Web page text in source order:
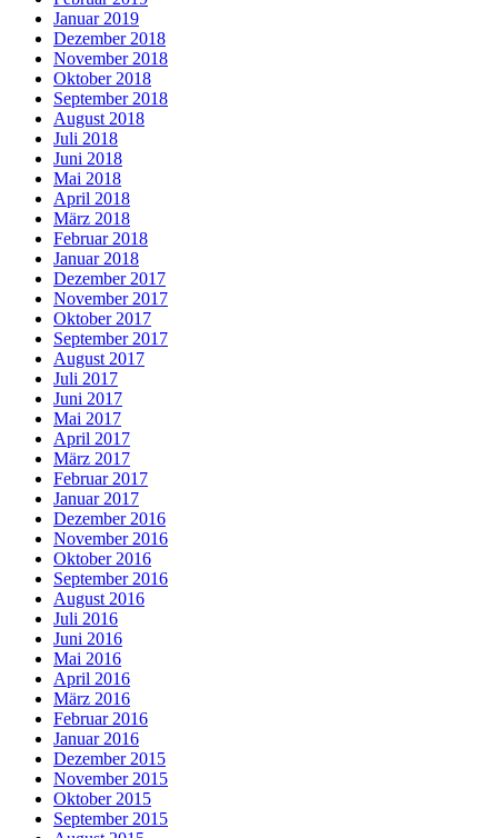
Januar 2019
Dezember 2018
November 2018
Oktober 2018
September 2018
August 2018
Juli 2018
Juni 2018
Mai 2018
April 2018
März 2018
Februar 2018
Januar 2018
Dezember 2017
November 2017
Oktober 2017
September 2017
August 2017
Juli 2017
Juni 2017
Mai 2017
April 2017
März 2017
Februar 2017
Januar 2017
Dezember 2016
November 2016
Oktober 2016
September 2016
August 2016
Juli 2016
Juni 2016
Mai 2016
April 2016
März 2016
Februar 2016
Januar 2016
Dezember 2015
November 2015
Oktober 2015
September 2015